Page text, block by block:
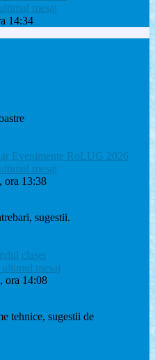
mesaj
14:34
Evenimente RoLUG 2026
mesaj
ora 13:38
sugestii.
clasei
ultimul mesaj
ora 14:08
tehnice, sugestii de